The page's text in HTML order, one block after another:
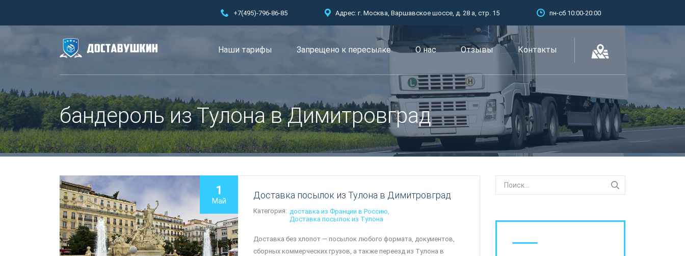
+7(495)-796-86-85 Адрес: г. Москва, Варшавское шоссе, д. 28 а, стр. 15 пн-сб 10:00-20:00
Наши тарифы Запрещено к пересылкe О нас Отзывы Контакты
бандероль из Тулона в Димитровград
1
Май
Доставка посылок из Тулона в Димитровград
Категория: доставка из Франции в Россию
Доставка посылок из Тулона
Доставка без хлопот — посылок любого формата, документов,
сборных коммерческих грузов, а также переезд из Тулона в